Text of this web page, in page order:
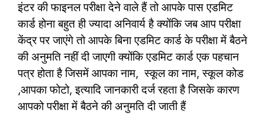
इंटर की फाइनल परीक्षा देने वाले हैं तो आपके पास एडमिट
कार्ड होना बहुत ही ज्यादा अनिवार्य है क्योंकि जब आप परीक्षा
केंद्र पर जाएंगे तो आपके बिना एडमिट कार्ड के परीक्षा में बैठने
की अनुमति नहीं दी जाएगी क्योंकि एडमिट कार्ड एक पहचान
पत्र होता है जिसमें आपका नाम, स्कूल का नाम, स्कूल कोड
,आपका फोटो, इत्यादि जानकारी दर्ज रहता है जिसके कारण
आपको परीक्षा में बैठने की अनुमति दी जाती हैं